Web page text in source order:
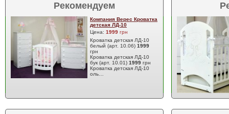
Рекомендуем
Компания Верес Кроватка
детская ЛД-10
Цена: 1999 грн
Кроватка детская ЛД-10
белый (арт. 10.06) 1999
грн
Кроватка детская ЛД-10
бук (арт. 10.01) 1999 грн
Кроватка детская ЛД-10
оль…